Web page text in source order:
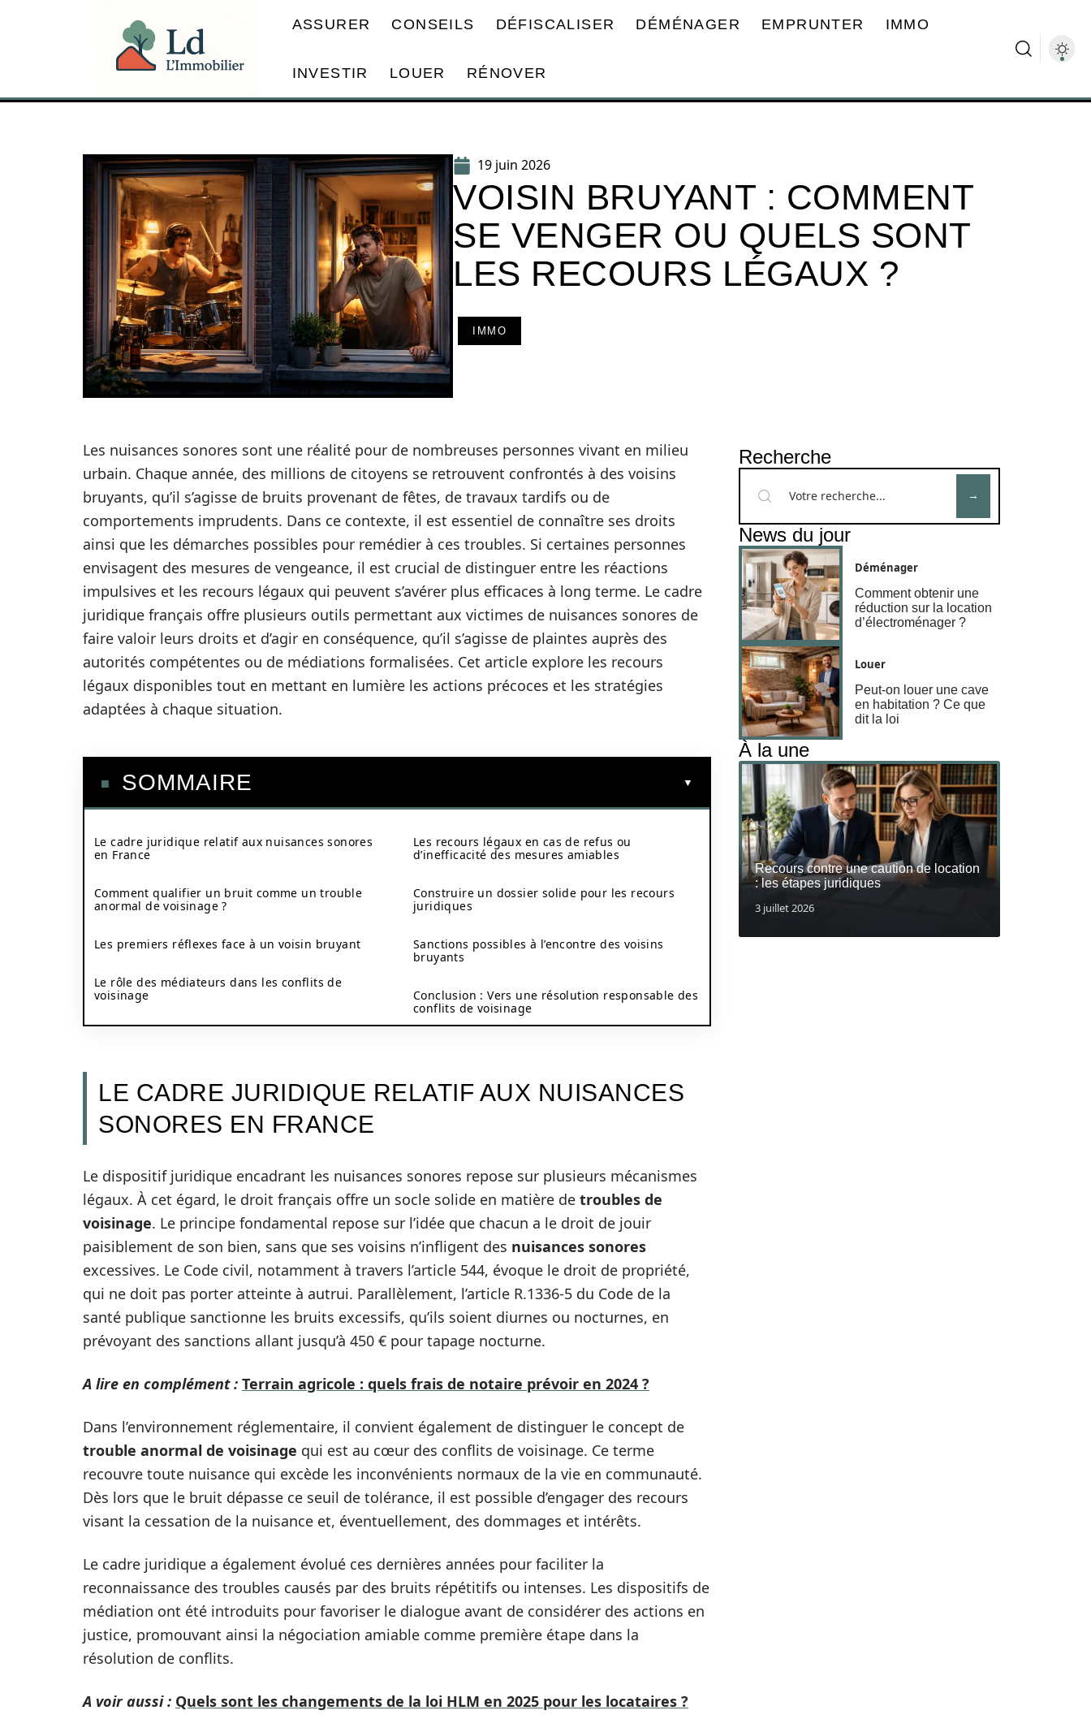
ASSURER CONSEILS DÉFISCALISER DÉMÉNAGER EMPRUNTER IMMO
INVESTIR LOUER RÉNOVER
19 juin 2026
VOISIN BRUYANT : COMMENT
SE VENGER OU QUELS SONT
LES RECOURS LÉGAUX ?
IMMO
Les nuisances sonores sont une réalité pour de nombreuses personnes vivant en milieu
urbain. Chaque année, des millions de citoyens se retrouvent confrontés à des voisins
bruyants, qu’il s’agisse de bruits provenant de fêtes, de travaux tardifs ou de
comportements imprudents. Dans ce contexte, il est essentiel de connaître ses droits
ainsi que les démarches possibles pour remédier à ces troubles. Si certaines personnes
envisagent des mesures de vengeance, il est crucial de distinguer entre les réactions
impulsives et les recours légaux qui peuvent s’avérer plus efficaces à long terme. Le cadre
juridique français offre plusieurs outils permettant aux victimes de nuisances sonores de
faire valoir leurs droits et d’agir en conséquence, qu’il s’agisse de plaintes auprès des
autorités compétentes ou de médiations formalisées. Cet article explore les recours
légaux disponibles tout en mettant en lumière les actions précoces et les stratégies
adaptées à chaque situation.
SOMMAIRE
Le cadre juridique relatif aux nuisances sonores
en France
Comment qualifier un bruit comme un trouble
anormal de voisinage ?
Les premiers réflexes face à un voisin bruyant
Le rôle des médiateurs dans les conflits de
voisinage
Les recours légaux en cas de refus ou
d’inefficacité des mesures amiables
Construire un dossier solide pour les recours
juridiques
Sanctions possibles à l’encontre des voisins
bruyants
Conclusion : Vers une résolution responsable des
conflits de voisinage
LE CADRE JURIDIQUE RELATIF AUX NUISANCES
SONORES EN FRANCE
Le dispositif juridique encadrant les nuisances sonores repose sur plusieurs mécanismes
légaux. À cet égard, le droit français offre un socle solide en matière de troubles de
voisinage. Le principe fondamental repose sur l’idée que chacun a le droit de jouir
paisiblement de son bien, sans que ses voisins n’infligent des nuisances sonores
excessives. Le Code civil, notamment à travers l’article 544, évoque le droit de propriété,
qui ne doit pas porter atteinte à autrui. Parallèlement, l’article R.1336-5 du Code de la
santé publique sanctionne les bruits excessifs, qu’ils soient diurnes ou nocturnes, en
prévoyant des sanctions allant jusqu’à 450 € pour tapage nocturne.
A lire en complément : Terrain agricole : quels frais de notaire prévoir en 2024 ?
Dans l’environnement réglementaire, il convient également de distinguer le concept de
trouble anormal de voisinage qui est au cœur des conflits de voisinage. Ce terme
recouvre toute nuisance qui excède les inconvénients normaux de la vie en communauté.
Dès lors que le bruit dépasse ce seuil de tolérance, il est possible d’engager des recours
visant la cessation de la nuisance et, éventuellement, des dommages et intérêts.
Le cadre juridique a également évolué ces dernières années pour faciliter la
reconnaissance des troubles causés par des bruits répétitifs ou intenses. Les dispositifs de
médiation ont été introduits pour favoriser le dialogue avant de considérer des actions en
justice, promouvant ainsi la négociation amiable comme première étape dans la
résolution de conflits.
A voir aussi : Quels sont les changements de la loi HLM en 2025 pour les locataires ?
Recherche
News du jour
Déménager
Comment obtenir une
réduction sur la location
d’électroménager ?
Louer
Peut-on louer une cave
en habitation ? Ce que
dit la loi
À la une
Recours contre une caution de location
: les étapes juridiques
3 juillet 2026